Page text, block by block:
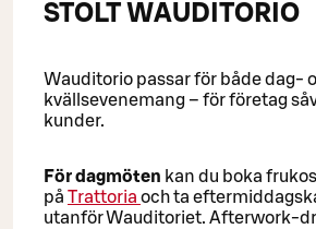
STOLT WAUDITORIO
Wauditorio passar för både dag-
kvällsevenemang – för företag
kunder.
För dagmöten kan du boka
på Trattoria och ta
utanför Wauditoriet. Afterwork-